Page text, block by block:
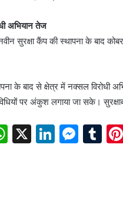
अभियान तेज
सुरक्षा कैंप की स्थापना के बाद
के बाद से क्षेत्र में नक्सल विरोधी
पर अंकुश लगाया जा सके।
W X
Li M T